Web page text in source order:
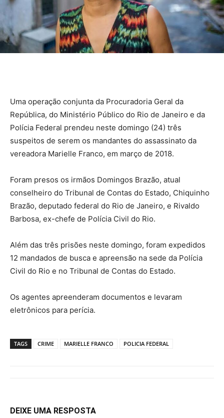
Uma operação conjunta da Procuradoria Geral da
República, do Ministério Público do Rio de Janeiro e da
Polícia Federal prendeu neste domingo (24) três
suspeitos de serem os mandantes do assassinato da
vereadora Marielle Franco, em março de 2018.
Foram presos os irmãos Domingos Brazão, atual
conselheiro do Tribunal de Contas do Estado, Chiquinho
Brazão, deputado federal do Rio de Janeiro, e Rivaldo
Barbosa, ex-chefe de Polícia Civil do Rio.
Além das três prisões neste domingo, foram expedidos
12 mandados de busca e apreensão na sede da Polícia
Civil do Rio e no Tribunal de Contas do Estado.
Os agentes apreenderam documentos e levaram
eletrônicos para perícia.
TAGS CRIME MARIELLE FRANCO POLICIA FEDERAL
DEIXE UMA RESPOSTA